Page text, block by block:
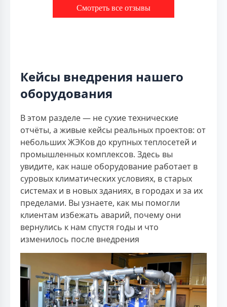
Смотреть все отзывы
Кейсы внедрения нашего
оборудования
В этом разделе — не сухие технические
отчёты, а живые кейсы реальных проектов: от
небольших ЖЭКов до крупных теплосетей и
промышленных комплексов. Здесь вы
увидите, как наше оборудование работает в
суровых климатических условиях, в старых
системах и в новых зданиях, в городах и за их
пределами. Вы узнаете, как мы помогли
клиентам избежать аварий, почему они
вернулись к нам спустя годы и что
изменилось после внедрения